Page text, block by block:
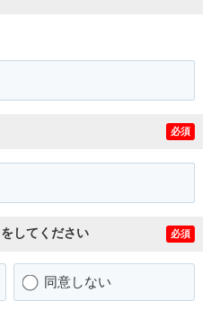
必須
してください 必須
同意しない